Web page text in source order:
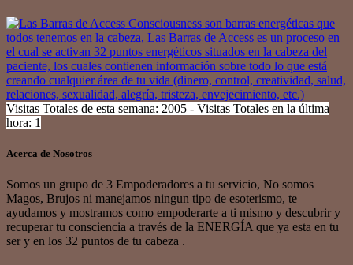
Visitas Totales de esta semana: 2005 - Visitas Totales en la última
hora: 1
Acerca de Nosotros
Somos un grupo de 3 Empoderadores a tu servicio, No somos
Magos, Brujos ni manejamos ningun tipo de esoterismo, te
ayudamos y mostramos como empoderarte a ti mismo y descubrir y
recuperar tu consciencia a través de la ENERGÍA que ya esta en tu
ser y en los 32 puntos de tu cabeza .